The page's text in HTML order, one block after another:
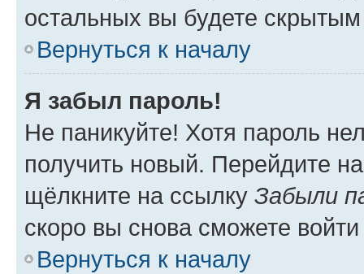
остальных вы будете
Вернуться к началу
Я забыл пароль!
Не паникуйте! Хотя пароль
получить новый. Перейдите
щёлкните на ссылку Забыли
скоро вы снова сможете
Вернуться к началу